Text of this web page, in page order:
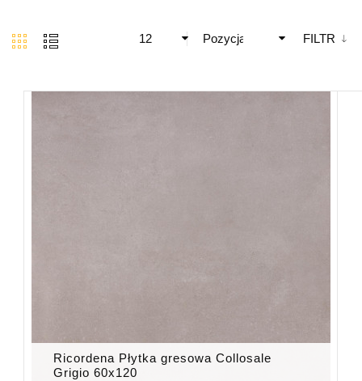
Pozycja FILTR
12
Ricordena Płytka gresowa Collosale
Grigio 60x120